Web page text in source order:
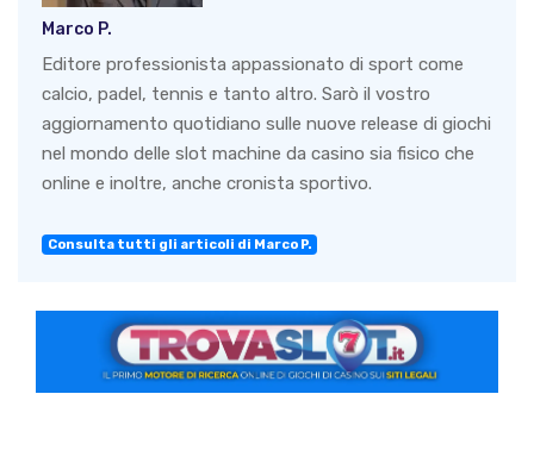
Marco P.
Editore professionista appassionato di sport come
calcio, padel, tennis e tanto altro. Sarò il vostro
aggiornamento quotidiano sulle nuove release di giochi
nel mondo delle slot machine da casino sia fisico che
online e inoltre, anche cronista sportivo.
Consulta tutti gli articoli di Marco P.